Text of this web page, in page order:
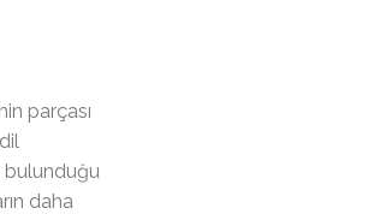
parçası
bulunduğu
daha